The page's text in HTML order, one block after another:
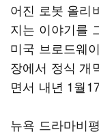
어진 로봇 올리
지는 이야기를
미국 브로드웨
장에서 정식 개
면서 내년 1월
뉴욕 드라마비